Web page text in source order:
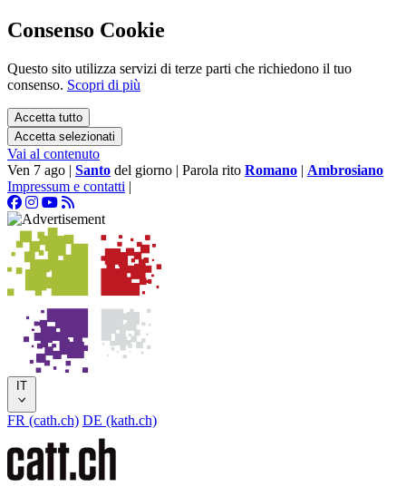
Consenso Cookie
Questo sito utilizza servizi di terze parti che richiedono il tuo
consenso. Scopri di più
Accetta tutto
Accetta selezionati
Vai al contenuto
Ven 7 ago | Santo del giorno | Parola rito Romano | Ambrosiano
Impressum e contatti |
IT
FR (cath.ch) DE (kath.ch)